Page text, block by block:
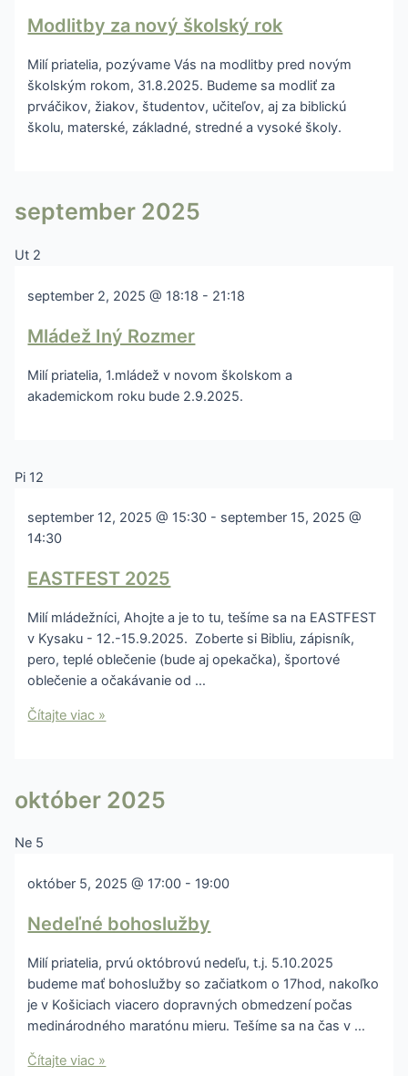
Modlitby za nový školský rok
Milí priatelia, pozývame Vás na modlitby pred novým
školským rokom, 31.8.2025. Budeme sa modliť za
prváčikov, žiakov, študentov, učiteľov, aj za biblickú
školu, materské, základné, stredné a vysoké školy.
september 2025
Ut 2
september 2, 2025 @ 18:18 - 21:18
Mládež Iný Rozmer
Milí priatelia, 1.mládež v novom školskom a
akademickom roku bude 2.9.2025.
Pi 12
september 12, 2025 @ 15:30 - september 15, 2025 @
14:30
EASTFEST 2025
Milí mládežníci, Ahojte a je to tu, tešíme sa na EASTFEST
v Kysaku - 12.-15.9.2025. Zoberte si Bibliu, zápisník,
pero, teplé oblečenie (bude aj opekačka), športové
oblečenie a očakávanie od …
Čítajte viac »
október 2025
Ne 5
október 5, 2025 @ 17:00 - 19:00
Nedeľné bohoslužby
Milí priatelia, prvú októbrovú nedeľu, t.j. 5.10.2025
budeme mať bohoslužby so začiatkom o 17hod, nakoľko
je v Košiciach viacero dopravných obmedzení počas
medinárodného maratónu mieru. Tešíme sa na čas v …
Čítajte viac »